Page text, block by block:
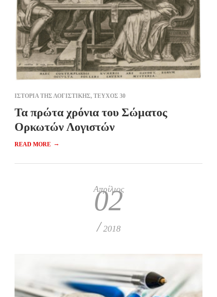
ΙΣΤΟΡΙΑ ΤΗΣ ΛΟΓΙΣΤΙΚΗΣ, ΤΕΥΧΟΣ 30
Τα πρώτα χρόνια του Σώματος
Ορκωτών Λογιστών
READ MORE →
Απρίλιος
02
/ 2018